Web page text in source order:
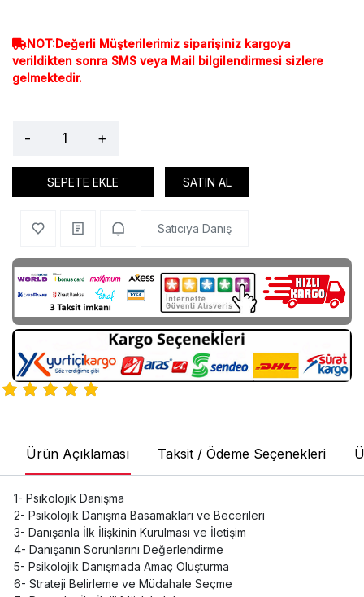
NOT:Değerli Müşterilerimiz siparişiniz kargoya
verildikten sonra SMS veya Mail bilgilendirmesi sizlere
gelmektedir.
- +
SEPETE EKLE SATIN AL
Satıcıya Danış
Ürün Açıklaması Taksit / Ödeme Seçenekleri
1- Psikolojik Danışma
2- Psikolojik Danışma Basamakları ve Becerileri
3- Danışanla İlk İlişkinin Kurulması ve İletişim
4- Danışanın Sorunlarını Değerlendirme
5- Psikolojik Danışmada Amaç Oluşturma
6- Strateji Belirleme ve Müdahale Seçme